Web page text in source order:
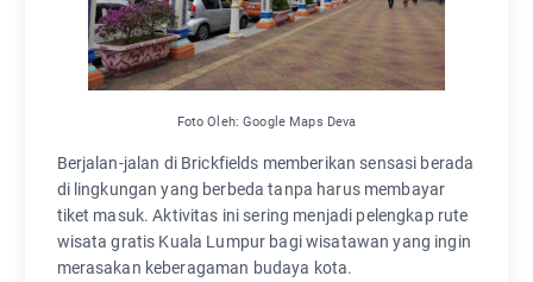
Foto Oleh: Google Maps Deva
Berjalan-jalan di Brickfields memberikan sensasi berada
di lingkungan yang berbeda tanpa harus membayar
tiket masuk. Aktivitas ini sering menjadi pelengkap rute
wisata gratis Kuala Lumpur bagi wisatawan yang ingin
merasakan keberagaman budaya kota.